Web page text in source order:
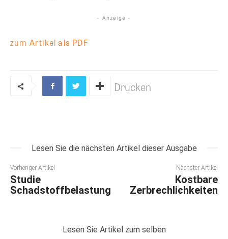
- Anzeige -
zum Artikel als PDF
Drucken
Lesen Sie die nächsten Artikel dieser Ausgabe
Vorheriger Artikel
Studie
Schadstoffbelastung
Nächster Artikel
Kostbare
Zerbrechlichkeiten
Lesen Sie Artikel zum selben